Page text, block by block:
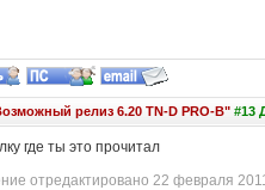
релиз 6.20 TN-D PRO-B"#13
где ты это прочитал
отредактировано 22 февраля